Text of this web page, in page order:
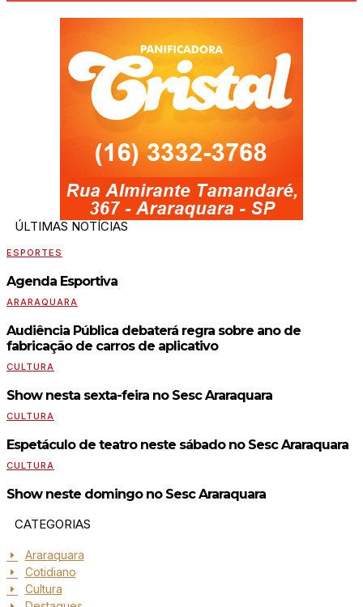
ÚLTIMAS NOTÍCIAS
ESPORTES
Agenda Esportiva
ARARAQUARA
Audiência Pública debaterá regra sobre ano de
fabricação de carros de aplicativo
CULTURA
Show nesta sexta-feira no Sesc Araraquara
CULTURA
Espetáculo de teatro neste sábado no Sesc Araraquara
CULTURA
Show neste domingo no Sesc Araraquara
CATEGORIAS
Araraquara
Cotidiano
Cultura